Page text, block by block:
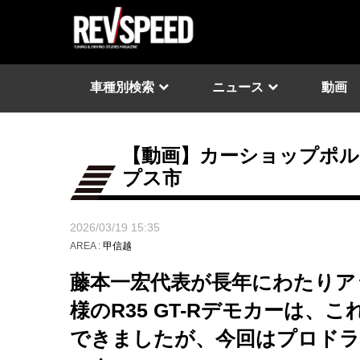
車種別検索 ニュース 動画
【動画】カーショップポ
プス市
2026/03/19 15:35
AREA : 甲信越
藤本一宏代表が長年にわたり
様のR35 GT-Rデモカーは、こ
できましたが、今回はプロド